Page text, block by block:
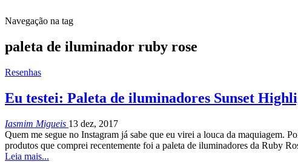
Navegação na tag
paleta de iluminador ruby rose
Resenhas
Eu testei: Paleta de iluminadores Sunset
Iasmim Migueis 13 dez, 2017
Quem me segue no Instagram já sabe que eu virei a louca da maquiagem.
produtos que comprei recentemente foi a paleta de iluminadores da Ruby
Leia mais...